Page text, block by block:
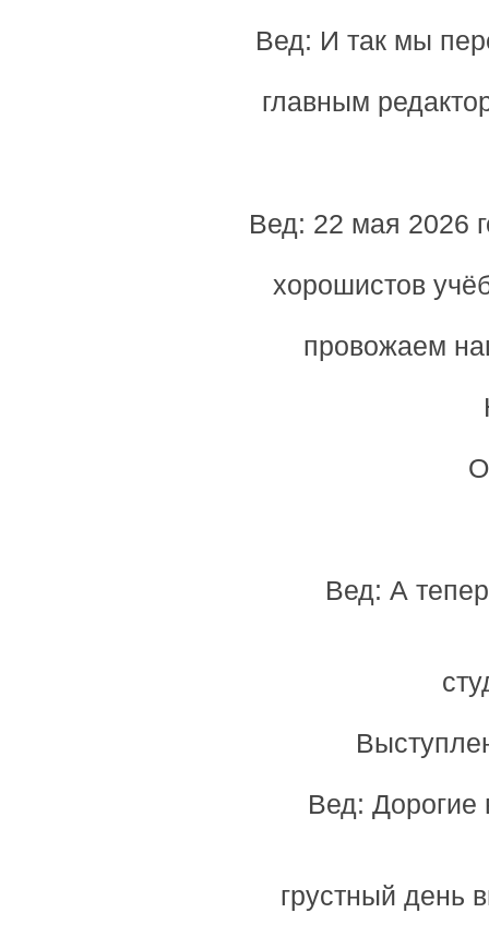
Вед: И так мы
главным
Вед: 22 мая 2026
хорошистов
провожаем
Вед: А
Вед: Дорогие
грустный день